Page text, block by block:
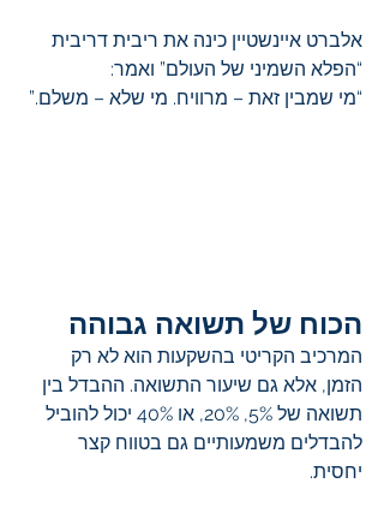
אלברט איינשטיין כינה את ריבית דריבית
“הפלא השמיני של העולם” ואמר:
“מי שמבין זאת – מרוויח. מי שלא – משלם.”
הכוח של תשואה גבוהה
המרכיב הקריטי בהשקעות הוא לא רק
הזמן, אלא גם שיעור התשואה. ההבדל בין
תשואה של 5%, 20%, או 40% יכול להוביל
להבדלים משמעותיים גם בטווח קצר
יחסית.